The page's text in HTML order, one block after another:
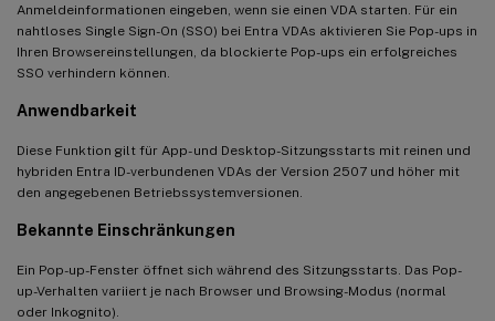
Anmeldeinformationen eingeben, wenn sie einen VDA starten. Für ein
nahtloses Single Sign-On (SSO) bei Entra VDAs aktivieren Sie Pop-ups in
Ihren Browsereinstellungen, da blockierte Pop-ups ein erfolgreiches
SSO verhindern können.
Anwendbarkeit
Diese Funktion gilt für App- und Desktop-Sitzungsstarts mit reinen und
hybriden Entra ID-verbundenen VDAs der Version 2507 und höher mit
den angegebenen Betriebssystemversionen.
Bekannte Einschränkungen
Ein Pop-up-Fenster öffnet sich während des Sitzungsstarts. Das Pop-
up-Verhalten variiert je nach Browser und Browsing-Modus (normal
oder Inkognito).